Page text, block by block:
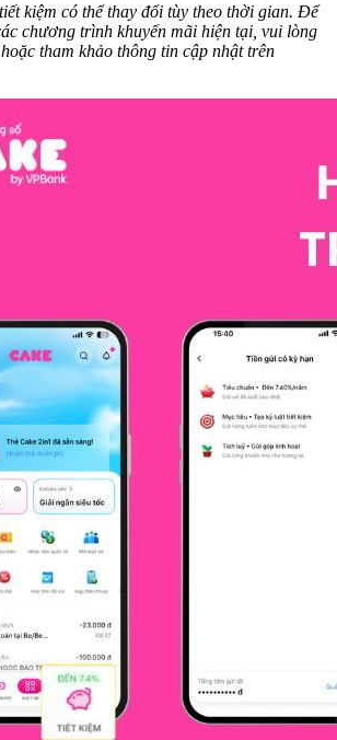
kiệm có thể thay đổi tùy theo thời gian. Để
chương trình khuyến mãi hiện tại, vui lòng
tham khảo thông tin cập nhật trên